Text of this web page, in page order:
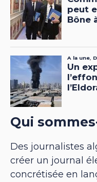
Qui
Des journalistes
créer un journal
concrétisée en